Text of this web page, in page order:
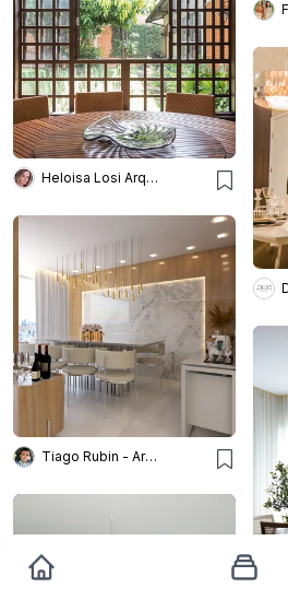
Heloisa Losi Arquitetura e Decoração
Tiago Rubin - Arquitetura